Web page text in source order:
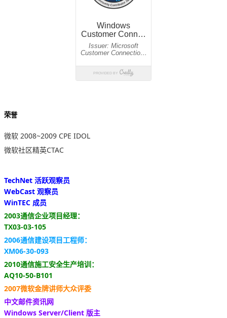
荣誉
微软 2008~2009 CPE IDOL
微软社区精英CTAC
TechNet 活跃观察员
WebCast 观察员
WinTEC 成员
2003通信企业项目经理：
TX03-03-105
2006通信建设项目工程师：
XM06-30-093
2010通信施工安全生产培训：
AQ10-50-B101
2007微软金牌讲师大众评委
中文邮件资讯网
Windows Server/Client 版主